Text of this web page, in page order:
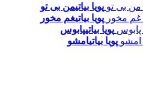
پویا بیاتیمن بی تو
پویا بیاتیغم مخور
پویا بیاتیپابوس
پویا بیاتیامشو